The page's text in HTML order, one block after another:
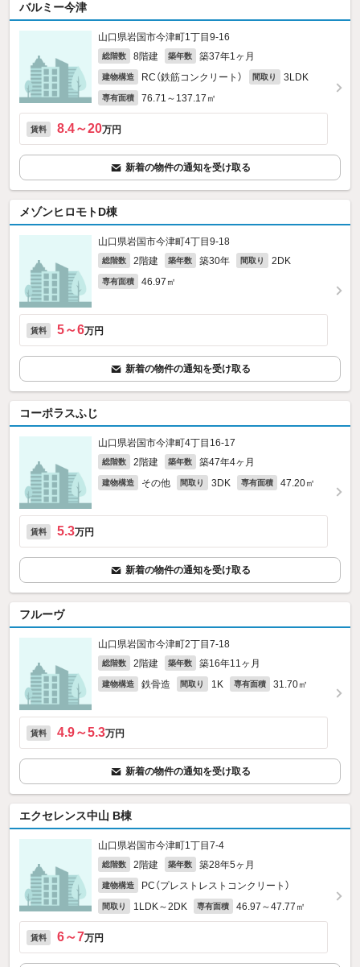
バルミー今津
山口県岩国市今津町1丁目9-16
総階数 8階建 築年数 築37年1ヶ月
建物構造 RC（鉄筋コンクリート） 間取り 3LDK
専有面積 76.71～137.17㎡
賃料 8.4～20万円
新着の物件の通知を受け取る
メゾンヒロモトD棟
山口県岩国市今津町4丁目9-18
総階数 2階建 築年数 築30年 間取り 2DK
専有面積 46.97㎡
賃料 5～6万円
新着の物件の通知を受け取る
コーポラスふじ
山口県岩国市今津町4丁目16-17
総階数 2階建 築年数 築47年4ヶ月
建物構造 その他 間取り 3DK 専有面積 47.20㎡
賃料 5.3万円
新着の物件の通知を受け取る
フルーヴ
山口県岩国市今津町2丁目7-18
総階数 2階建 築年数 築16年11ヶ月
建物構造 鉄骨造 間取り 1K 専有面積 31.70㎡
賃料 4.9～5.3万円
新着の物件の通知を受け取る
エクセレンス中山 B棟
山口県岩国市今津町1丁目7-4
総階数 2階建 築年数 築28年5ヶ月
建物構造 PC（プレストレストコンクリート）
間取り 1LDK～2DK 専有面積 46.97～47.77㎡
賃料 6～7万円